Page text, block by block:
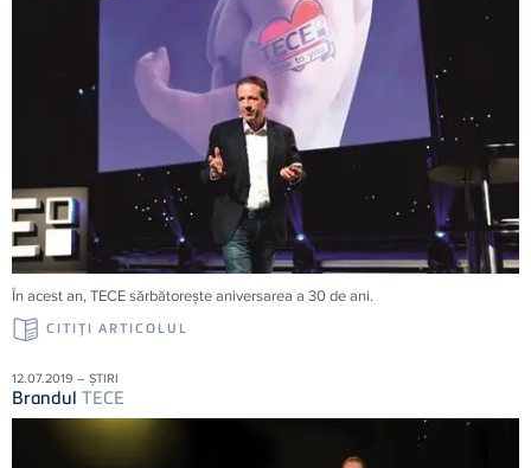
În acest an, TECE sărbătoreşte aniversarea a 30 de ani.
CITIŢI ARTICOLUL
12.07.2019 – ȘTIRI
Brandul TECE